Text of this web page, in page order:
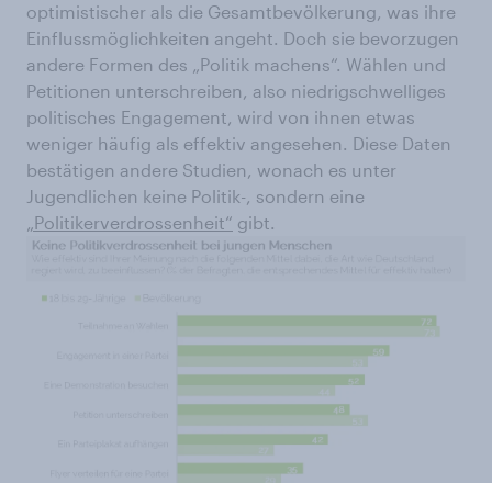
optimistischer als die Gesamtbevölkerung, was ihre
Einflussmöglichkeiten angeht. Doch sie bevorzugen
andere Formen des „Politik machens“. Wählen und
Petitionen unterschreiben, also niedrigschwelliges
politisches Engagement, wird von ihnen etwas
weniger häufig als effektiv angesehen. Diese Daten
bestätigen andere Studien, wonach es unter
Jugendlichen keine Politik-, sondern eine
„Politikerverdrossenheit“ gibt.